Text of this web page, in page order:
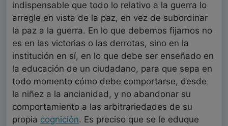
indispensable que todo lo relativo a la guerra lo
arregle en vista de la paz, en vez de subordinar
la paz a la guerra. En lo que debemos fijarnos no
es en las victorias o las derrotas, sino en la
institución en sí, en lo que debe ser enseñado en
la educación de un ciudadano, para que sepa en
todo momento cómo debe comportarse, desde
la niñez a la ancianidad, y no abandonar su
comportamiento a las arbitrariedades de su
propia cognición. Es preciso que se le eduque